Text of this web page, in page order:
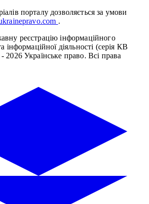
порталу дозволяється за умови
.
реєстрацію інформаційного
інформаційної діяльності (серія КВ
2026 Українське право. Всі права